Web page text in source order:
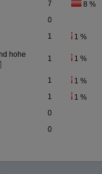
7 8 %
0
1 1 %
hohe
1 1 %
1 1 %
1 1 %
0
0